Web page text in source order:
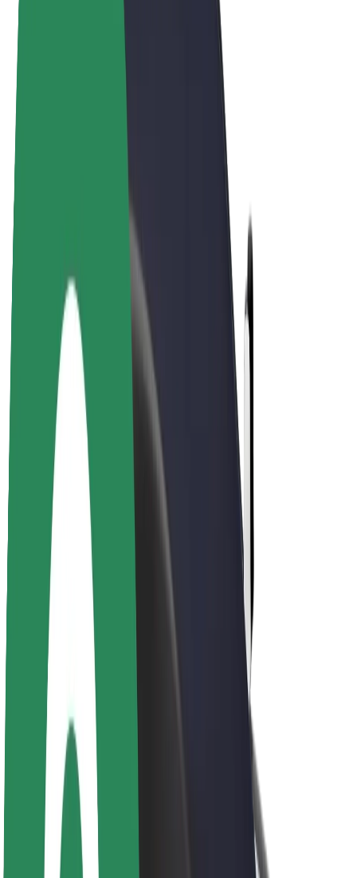
Výdělky řidiče
Kurýři
Výdělky kurýra
Partneři Bolt Food
Flotily
Franšízy
Společnost
Kariéra
O společnosti Bolt
Udržitelnost podle Boltu
Projekt Zero
Blog
Tiskové centrum
Pokyny ke značce
Vztahy s investory
Vedení
Značka
Média
Městský fond
Bezpečnost
Bezpečnost cestujících